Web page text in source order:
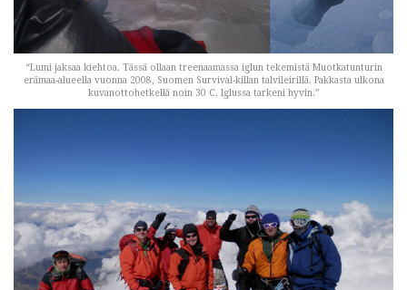
“Lumi jaksaa kiehtoa. Tässä ollaan treenaamassa iglun tekemistä Muotkatunturin
erämaa-alueella vuonna 2008, Suomen Survival-killan talvileirillä. Pakkasta ulkona
kuvanottohetkellä noin 30 C. Iglussa tarkeni hyvin.”